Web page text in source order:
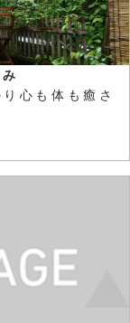
心も体も癒さ